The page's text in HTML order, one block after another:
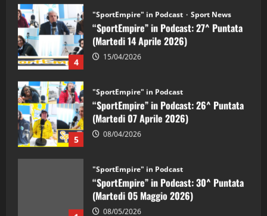
4
“SportEmpire” in Podcast: 27^ Puntata
(Martedi 14 Aprile 2026)
5
“SportEmpire” in Podcast: 26^ Puntata
(Martedi 07 Aprile 2026)
1
“SportEmpire” in Podcast: 30^ Puntata
(Martedi 05 Maggio 2026)